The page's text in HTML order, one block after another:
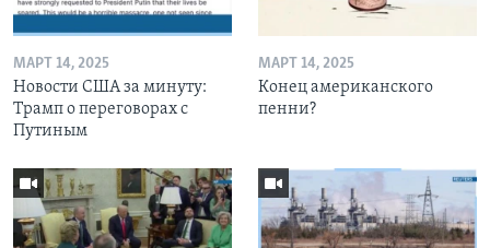
МАРТ 14, 2025
Новости США за минуту:
Трамп о переговорах с
Путиным
МАРТ 14, 2025
Конец американского
пенни?